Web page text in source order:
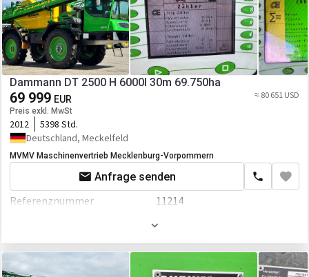
Transporthöhe 150000 mm
Dammann DT 2500 H 6000l 30m 69.750ha
69 999 EUR
Preis exkl. MwSt
≈ 80 651 USD
2012
5398 Std.
Deutschland, Meckelfeld
MVMV Maschinenvertrieb Mecklenburg-Vorpommern
Anfrage senden
Referenznummer 11214
Bordcomputer